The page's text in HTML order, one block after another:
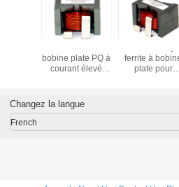
bobine plate PQ à
courant élevé
ferrite à
plate pour
Changez la langue
French